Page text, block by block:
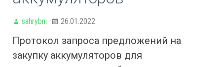
sahrybni 26.01.2022
Протокол запроса предложений на
закупку аккумуляторов для